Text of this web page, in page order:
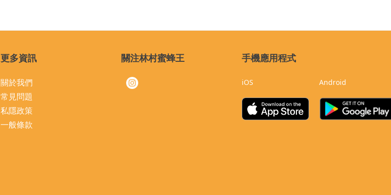
更多資訊
關於我們
常見問題
私隱政策
一般條款
關注林村蜜蜂王 手機應用程式
iOS Android